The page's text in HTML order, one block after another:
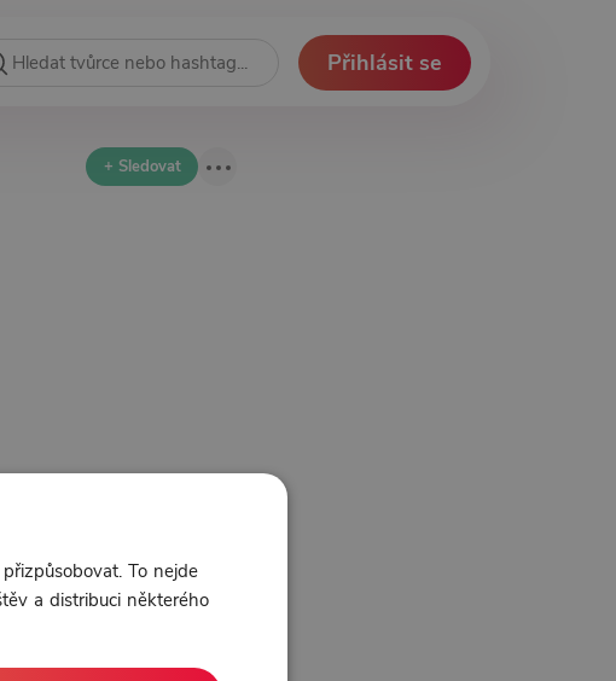
Přihlásit se
+ Sledovat
0 líbí 0 komentářů
To nejde
a distribuci některého